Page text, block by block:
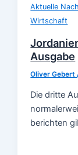
Aktuelle
Wirtschaft
Ausgabe
Oliver Gebert
Die dritte
berichten